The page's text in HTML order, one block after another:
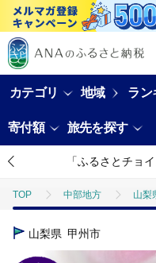
カテゴリ 地域 ラン
寄付額 旅先を探す
「ふるさとチョ
TOP 中部地方 山梨
TOP
TOP
山梨県 甲州市